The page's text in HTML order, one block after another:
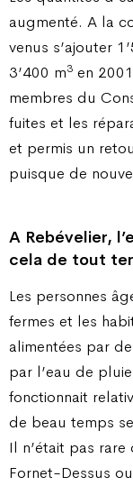
augmenté. A la
venus s’ajouter
3’400 m3 en
membres du
fuites et les
et permis un
puisque de
A Rebévelier,
cela de tout
Les personnes
fermes et les
alimentées par
par l’eau de
fonctionnait
de beau temps
Il n’était pas
Fornet-Dessus